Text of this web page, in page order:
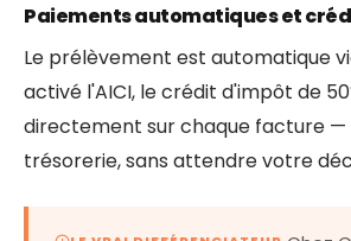
Paiements automatiques et
Le prélèvement est automatique
activé l'AICI, le crédit d'impôt de
directement sur chaque facture —
trésorerie, sans attendre votre